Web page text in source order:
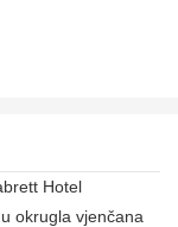
Hotel
okrugla vjenčana